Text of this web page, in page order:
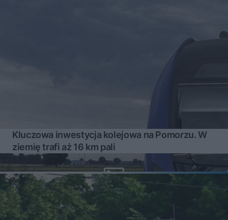
Kluczowa inwestycja kolejowa na Pomorzu. W
ziemię trafi aż 16 km pali